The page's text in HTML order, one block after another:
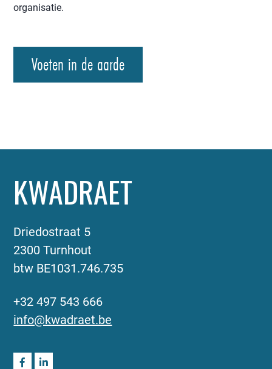
organisatie.
Voeten in de aarde
KWADRAET
Driedostraat 5
2300 Turnhout
btw BE1031.746.735
+32 497 543 666
info@kwadraet.be